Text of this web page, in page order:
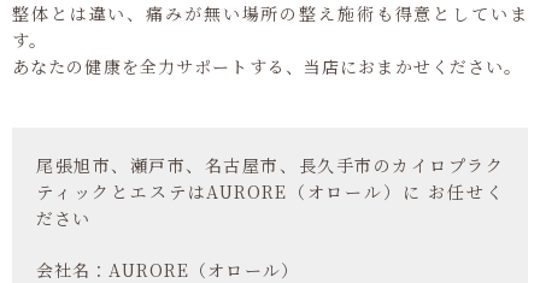
整体とは違い、痛みが無い場所の整え施術も得意としていま
す。
あなたの健康を全力サポートする、当店におまかせください。
尾張旭市、瀬戸市、名古屋市、長久手市のカイロプラク
ティックとエステはAURORE（オロール）に お任せく
ださい
会社名：AURORE（オロール）